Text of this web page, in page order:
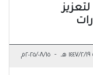
- ٢٠٢٥/٠٨/١٥م